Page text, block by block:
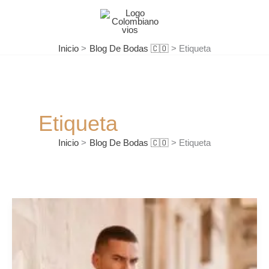
Inicio
Blog De Bodas 🇨🇴 Etiqueta
Etiqueta
Inicio Blog De Bodas 🇨🇴 Etiqueta